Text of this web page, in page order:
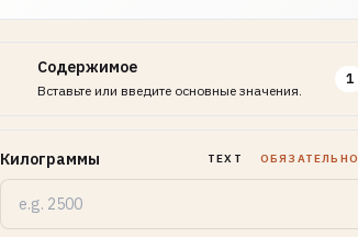
Содержимое
Вставьте или введите основные значения.
1
Килограммы TEXT ОБЯЗАТЕЛЬНО